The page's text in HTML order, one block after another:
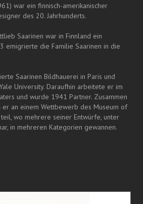
war ein finnisch-amerikanischer
des 20. Jahrhunderts.
Saarinen war in Finnland ein
emigrierte die Familie Saarinen in die
Saarinen Bildhauerei in Paris und
University. Daraufhin arbeitete er im
und wurde 1941 Partner. Zusammen
er an einem Wettbewerb des Museum of
wo mehrere seiner Entwürfe, unter
in mehreren Kategorien gewannen.